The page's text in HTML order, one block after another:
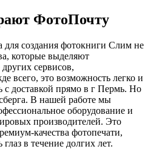
ФотоПочту
для создания фотокниги Слим не
которые выделяют
сервисов,
всего, это возможность легко и
с доставкой прямо в г Пермь. Но
В нашей работе мы
оборудование и
производителей. Это
качества фотопечати,
глаз в течение долгих лет.